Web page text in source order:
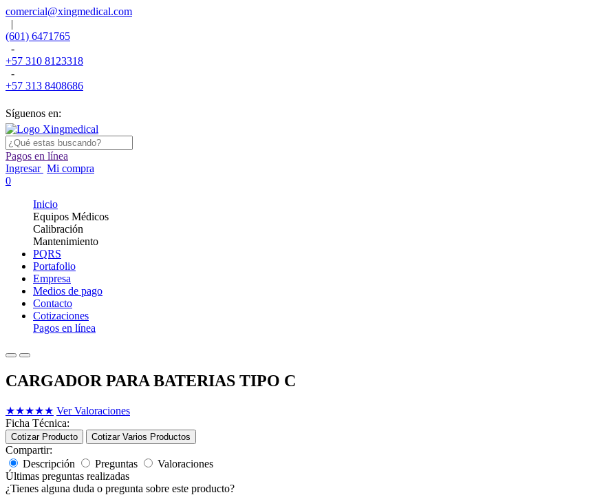
comercial@xingmedical.com
|
(601) 6471765
-
+57 310 8123318
-
+57 313 8408686
Síguenos en:
Pagos en línea
Ingresar Mi compra
0
Inicio
Equipos Médicos
Calibración
Mantenimiento
PQRS
Portafolio
Empresa
Medios de pago
Contacto
Cotizaciones
Pagos en línea
CARGADOR PARA BATERIAS TIPO C
★★★★★ Ver Valoraciones
Ficha Técnica:
Cotizar Producto Cotizar Varios Productos
Compartir:
Descripción
Preguntas
Valoraciones
Últimas preguntas realizadas
¿Tienes alguna duda o pregunta sobre este producto?